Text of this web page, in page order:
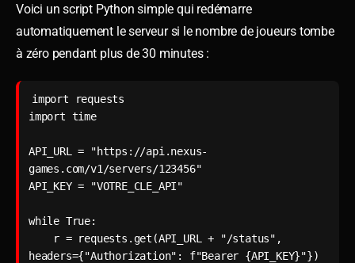
Voici un script Python simple qui redémarre
automatiquement le serveur si le nombre de joueurs tombe
à zéro pendant plus de 30 minutes :
import requests
import time
API_URL = "https://api.nexus-
games.com/v1/servers/123456"
API_KEY = "VOTRE_CLE_API"
while True:
headers={"Authorization": f"Bearer {API_KEY}"})